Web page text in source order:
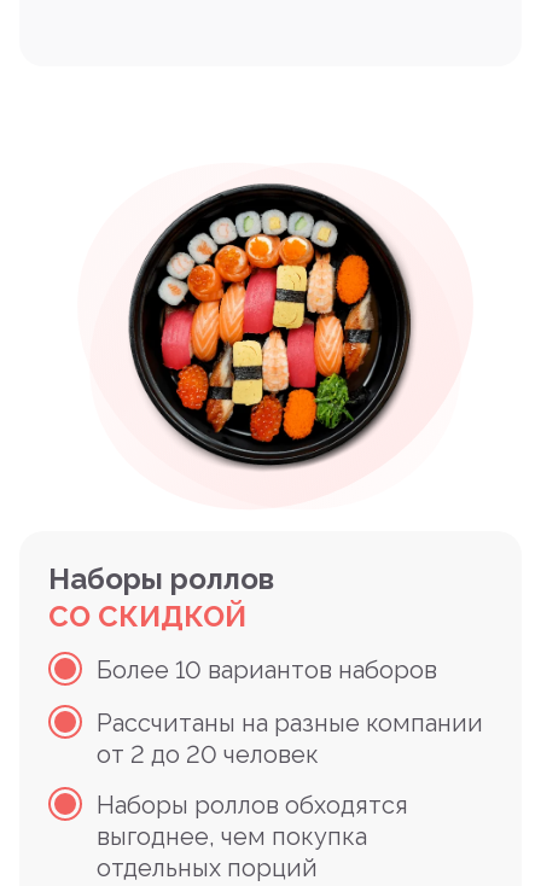
Наборы роллов
СО СКИДКОЙ
Более 10 вариантов наборов
Рассчитаны на разные компании
от 2 до 20 человек
Наборы роллов обходятся
выгоднее, чем покупка
отдельных порций